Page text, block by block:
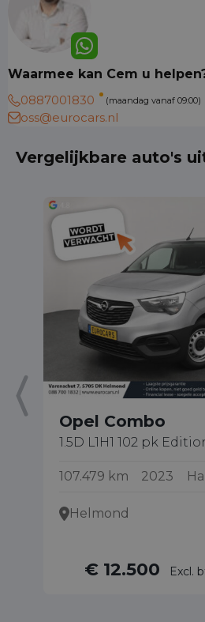
Waarmee kan Cem u
0887001830
(maandag vanaf 09:00)
oss@eurocars.nl
Vergelijkbare auto's
Opel Combo
1.5D L1H1 102 pk
107.479 km 2023
Helmond
€ 12.500 Excl.